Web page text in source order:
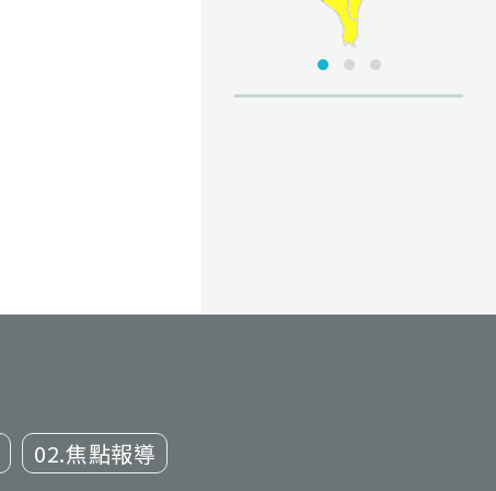
02.焦點報導